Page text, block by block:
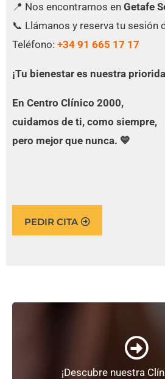
📍 Nos encontramos en Getafe
📞 Llámanos y reserva tu sesión
Teléfono: +34 91 665 17 17
¡Tu bienestar es nuestra
En Centro Clínico 2000,
cuidamos de ti, como siempre,
pero mejor que nunca. 💙
PEDIR CITA
¡Descubre nuestra
+ Información